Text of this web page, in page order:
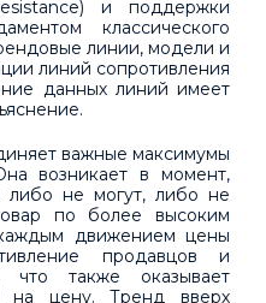
и поддержки
классического
линии, модели и
линий сопротивления
данных линий имеет
важные максимумы
возникает в момент,
либо не могут, либо не
по более высоким
движением цены
продавцов и
что также оказывает
на цену. Тренд вверх